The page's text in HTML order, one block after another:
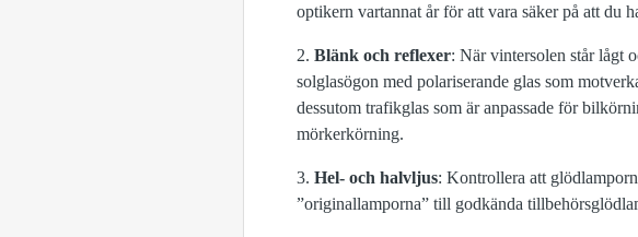
optikern vartannat år för att vara säker på att du
2. Blänk och reflexer: När vintersolen står lågt
solglasögon med polariserande glas som
dessutom trafikglas som är anpassade för
mörkerkörning.
3. Hel- och halvljus: Kontrollera att
”originallamporna” till godkända